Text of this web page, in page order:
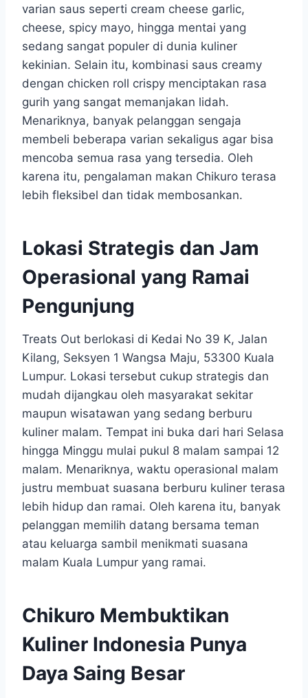
varian saus seperti cream cheese garlic,
cheese, spicy mayo, hingga mentai yang
sedang sangat populer di dunia kuliner
kekinian. Selain itu, kombinasi saus creamy
dengan chicken roll crispy menciptakan rasa
gurih yang sangat memanjakan lidah.
Menariknya, banyak pelanggan sengaja
membeli beberapa varian sekaligus agar bisa
mencoba semua rasa yang tersedia. Oleh
karena itu, pengalaman makan Chikuro terasa
lebih fleksibel dan tidak membosankan.
Lokasi Strategis dan Jam
Operasional yang Ramai
Pengunjung
Treats Out berlokasi di Kedai No 39 K, Jalan
Kilang, Seksyen 1 Wangsa Maju, 53300 Kuala
Lumpur. Lokasi tersebut cukup strategis dan
mudah dijangkau oleh masyarakat sekitar
maupun wisatawan yang sedang berburu
kuliner malam. Tempat ini buka dari hari Selasa
hingga Minggu mulai pukul 8 malam sampai 12
malam. Menariknya, waktu operasional malam
justru membuat suasana berburu kuliner terasa
lebih hidup dan ramai. Oleh karena itu, banyak
pelanggan memilih datang bersama teman
atau keluarga sambil menikmati suasana
malam Kuala Lumpur yang ramai.
Chikuro Membuktikan
Kuliner Indonesia Punya
Daya Saing Besar